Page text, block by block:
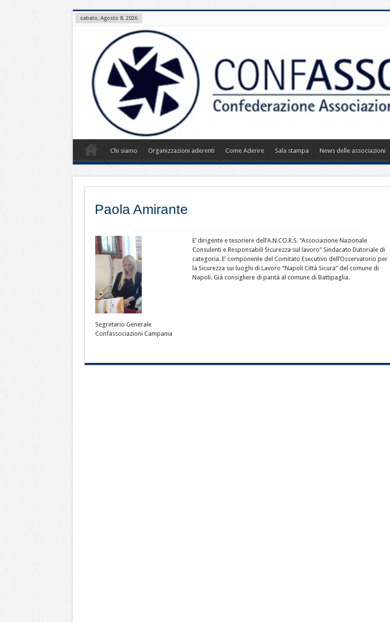
sabato, Agosto 8, 2026
Chi siamo Organizzazioni aderenti Come Aderire Sala stampa News delle associazioni
Paola Amirante
Segretario Generale
Confassociazioni Campania
E’ dirigente e tesoriere dell’A.N.CO.R.S. “Associazione Nazionale
Consulenti e Responsabili Sicurezza sul lavoro” Sindacato Datoriale di
categoria. E’ componente del Comitato Esecutivo dell’Osservatorio per
la Sicurezza sui luoghi di Lavoro “Napoli Città Sicura” del comune di
Napoli. Già consigliere di parità al comune di Battipaglia.